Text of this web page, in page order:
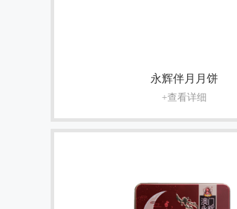
永辉伴月月饼
+查看详细